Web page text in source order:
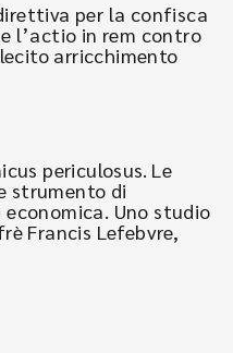
per la confisca
l’actio in rem contro
arricchimento
periculosus. Le
strumento di
Uno studio
Francis Lefebvre,